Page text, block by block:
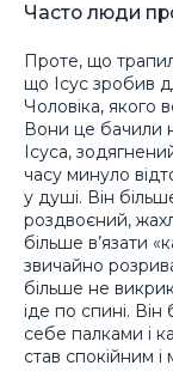
Часто люди
Проте, що
що Ісус зробив
Чоловіка, якого
Вони це бачили
Ісуса,
часу минуло
у душі. Він
роздвоєний,
більше в’язати
звичайно
більше не
іде по спині.
себе палками і
став спокійним і